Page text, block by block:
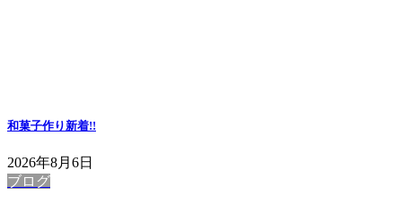
和菓子作り新着!!
2026年8月6日
ブログ